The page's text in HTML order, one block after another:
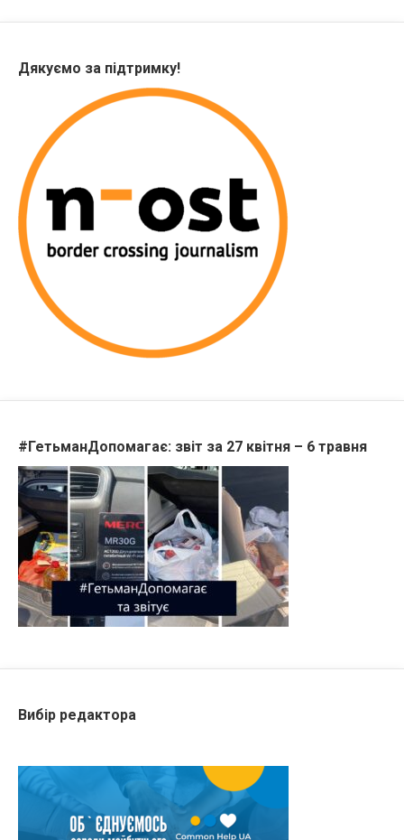
Дякуємо за підтримку!
#ГетьманДопомагає: звіт за 27 квітня – 6 травня
Вибір редактора